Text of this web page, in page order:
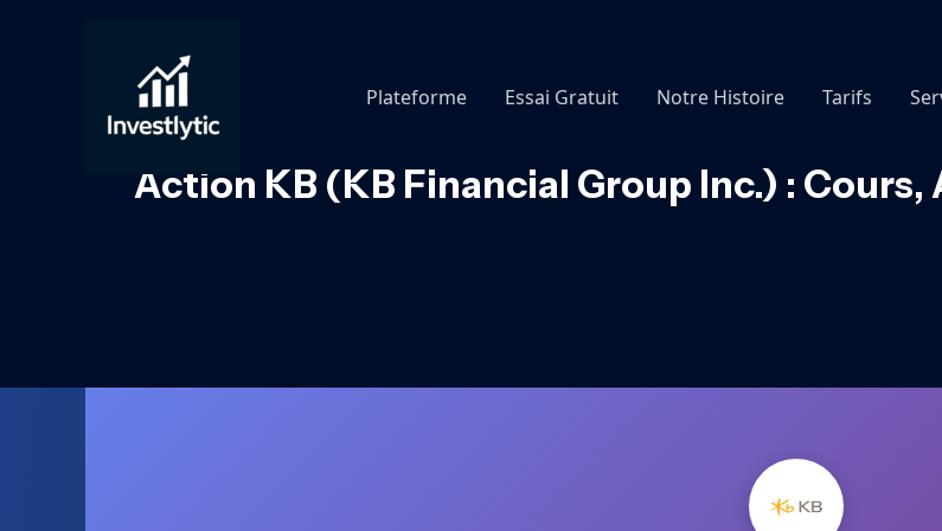
Plateforme
Essai Gratuit Notre Histoire Tarifs
Action KB (KB Financial Group Inc.) :